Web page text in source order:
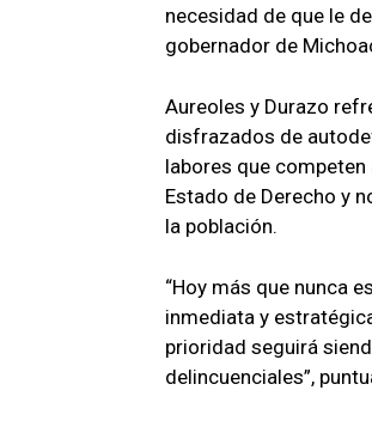
necesidad de que le
gobernador de
Aureoles y Durazo
disfrazados de
labores que
Estado de Derecho y
la población.
“Hoy más que nunca
inmediata y
prioridad seguirá
delincuenciales”,